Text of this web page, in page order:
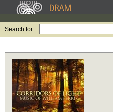
Search for: